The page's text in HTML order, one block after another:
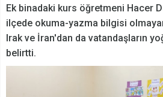
Ek binadaki kurs öğretmeni Hacer
ilçede okuma-yazma bilgisi
Irak ve İran'dan da vatandaşların
belirtti.